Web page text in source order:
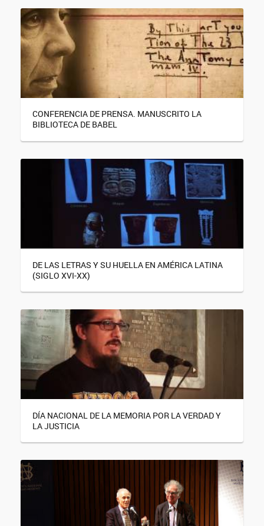
CONFERENCIA DE PRENSA. MANUSCRITO LA
BIBLIOTECA DE BABEL
DE LAS LETRAS Y SU HUELLA EN AMÉRICA LATINA
(SIGLO XVI-XX)
DÍA NACIONAL DE LA MEMORIA POR LA VERDAD Y
LA JUSTICIA